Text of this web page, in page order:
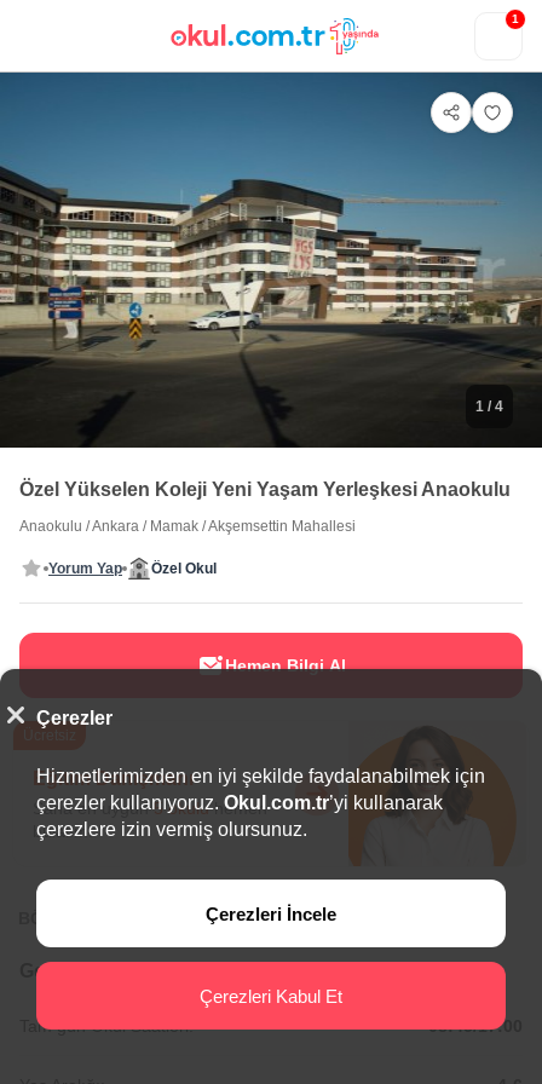
1
1 / 4
Özel Yükselen Koleji Yeni Yaşam Yerleşkesi Anaokulu
Anaokulu /Ankara / Mamak /Akşemsettin Mahallesi
Yorum Yap Özel Okul
Hemen Bilgi Al
Eğitim Danışmanı
Sana en uygun5 okuluhemen
bulalım.
BÖLGEDE ÖNE ÇIKAN OKULLAR
Genel Bilgiler
Tam gün Okul Saatleri: 08:45/17:00
Çerezler
Hizmetlerimizden en iyi şekilde faydalanabilmek için
çerezler kullanıyoruz. Okul.com.tr’yi kullanarak
çerezlere izin vermiş olursunuz.
Çerezleri İncele
Çerezleri Kabul Et